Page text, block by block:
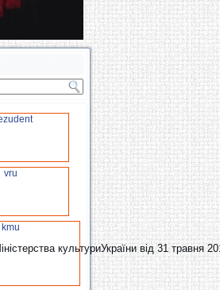
культуриУкраїни від 31 травня